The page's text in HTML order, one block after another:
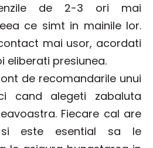
de 2-3 ori mai
ce simt in mainile lor.
mai usor, acordati
eliberati presiunea.
de recomandarile unui
cand alegeti zabaluta
Fiecare cal are
si este esential sa le